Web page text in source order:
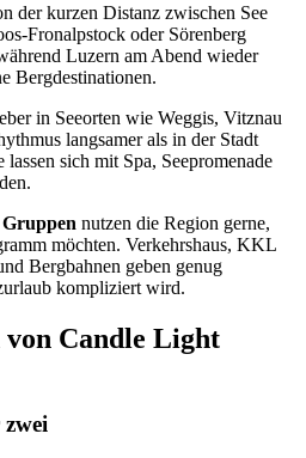
der kurzen Distanz zwischen See
Fronalpstock oder Sörenberg
Luzern am Abend wieder
Bergdestinationen.
in Seeorten wie Weggis, Vitznau
langsamer als in der Stadt
sich mit Spa, Seepromenade
nutzen die Region gerne,
möchten. Verkehrshaus, KKL
Bergbahnen geben genug
kompliziert wird.
Candle Light